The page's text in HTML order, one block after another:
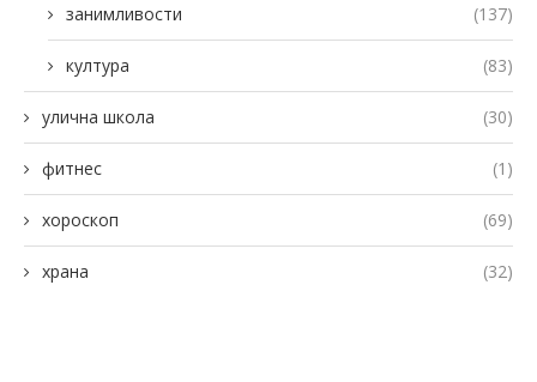
занимливости (137)
култура (83)
улична школа (30)
фитнес (1)
хороскоп (69)
храна (32)